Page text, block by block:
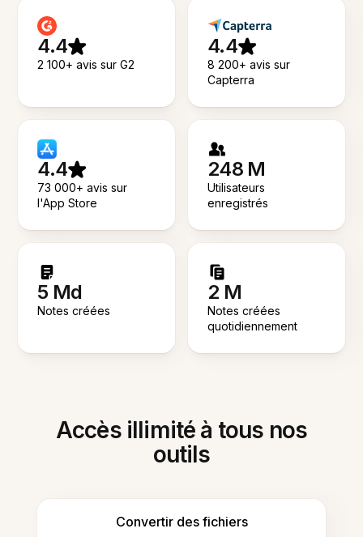
4.4
2 100+ avis sur G2
4.4
8 200+ avis sur
Capterra
4.4
73 000+ avis sur
l'App Store
248 M
Utilisateurs
enregistrés
5 Md
Notes créées
2 M
Notes créées
quotidiennement
Accès illimité à tous nos
outils
Convertir des fichiers